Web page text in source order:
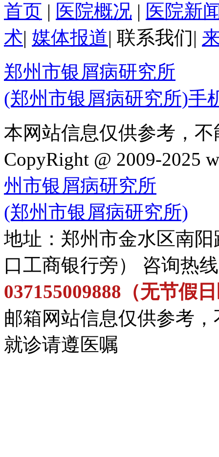
首页 | 医院概况 | 医院新
术| 媒体报道| 联系我们|
郑州市银屑病研究所
(郑州市银屑病研究所)手
本网站信息仅供参考，
CopyRight @ 2009-2025
州市银屑病研究所
(郑州市银屑病研究所)
地址：郑州市金水区南
口工商银行旁） 咨询热
037155009888（无节假
邮箱网站信息仅供参考
就诊请遵医嘱